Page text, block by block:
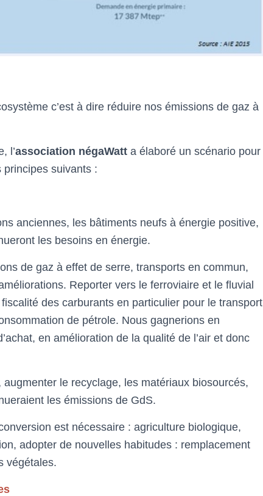
c’est à dire réduire nos émissions de gaz à
l’association négaWatt a élaboré un scénario pour
suivants :
anciennes, les bâtiments neufs à énergie positive,
les besoins en énergie.
de gaz à effet de serre, transports en commun,
Reporter vers le ferroviaire et le fluvial
des carburants en particulier pour le transport
de pétrole. Nous gagnerions en
en amélioration de la qualité de l’air et donc
le recyclage, les matériaux biosourcés,
les émissions de GdS.
est nécessaire : agriculture biologique,
adopter de nouvelles habitudes : remplacement
végétales.